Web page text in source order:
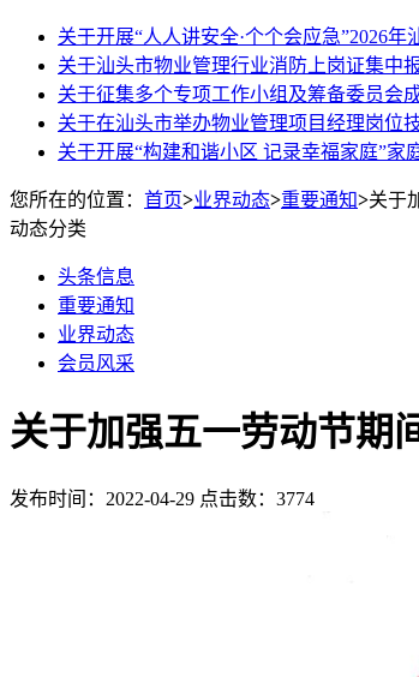
关于开展“人人讲安全·个个会应急”2026
关于汕头市物业管理行业消防上岗证集中
关于征集多个专项工作小组及筹备委员会
关于在汕头市举办物业管理项目经理岗位
关于开展“构建和谐小区 记录幸福家庭”家
您所在的位置： 首页>业界动态>重要通知>关于
动态分类
头条信息
重要通知
业界动态
会员风采
关于加强五一劳动节期
发布时间：2022-04-29 点击数：3774